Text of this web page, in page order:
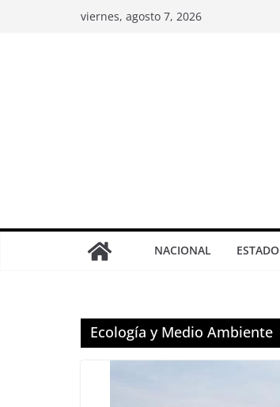
viernes, agosto 7, 2026
NACIONAL ESTADO
Ecología y Medio Ambiente